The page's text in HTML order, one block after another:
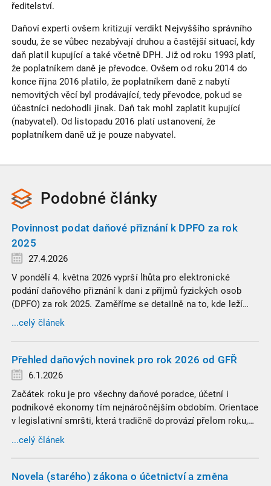
ředitelství.
Daňoví experti ovšem kritizují verdikt Nejvyššího správního
soudu, že se vůbec nezabývají druhou a častější situací, kdy
daň platil kupující a také včetně DPH. Již od roku 1993 platí,
že poplatníkem daně je převodce. Ovšem od roku 2014 do
konce října 2016 platilo, že poplatníkem daně z nabytí
nemovitých věcí byl prodávající, tedy převodce, pokud se
účastníci nedohodli jinak. Daň tak mohl zaplatit kupující
(nabyvatel). Od listopadu 2016 platí ustanovení, že
poplatníkem daně už je pouze nabyvatel.
Podobné články
Povinnost podat daňové přiznání k DPFO za rok
2025
27.4.2026
V pondělí 4. května 2026 vyprší lhůta pro elektronické
podání daňového přiznání k dani z příjmů fyzických osob
(DPFO) za rok 2025. Zaměříme se detailně na to, kde leží
hranice povinnosti přiznání podat, jaké jsou nejčastější
chytáky v soubězích příjmů a na co si dát v roce 2026
...celý článek
Přehled daňových novinek pro rok 2026 od GFŘ
6.1.2026
Začátek roku je pro všechny daňové poradce, účetní i
podnikové ekonomy tím nejnáročnějším obdobím. Orientace
v legislativní smršti, která tradičně doprovází přelom roku,
vyžaduje nastudovat všechny novely a doprovodné
informace. Generální finanční ředitelství (GFŘ) zveřejnilo
žádného daňového profesionála.
...celý článek
Novela (starého) zákona o účetnictví a změna